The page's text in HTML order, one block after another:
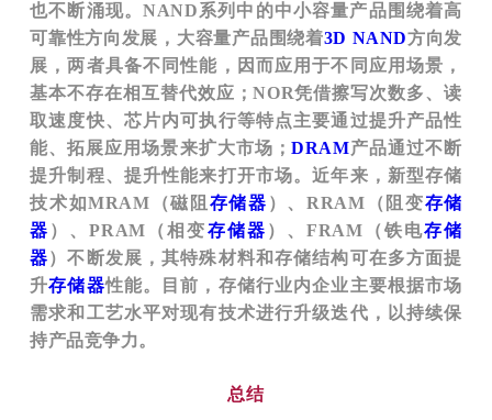
也不断涌现。NAND系列中的中小容量产品围绕着高
可靠性方向发展，大容量产品围绕着3D NAND方向发
展，两者具备不同性能，因而应用于不同应用场景，
基本不存在相互替代效应；NOR凭借擦写次数多、读
取速度快、芯片内可执行等特点主要通过提升产品性
能、拓展应用场景来扩大市场；DRAM产品通过不断
提升制程、提升性能来打开市场。近年来，新型存储
技术如MRAM（磁阻 存储器 ）、RRAM（阻变存储
器 ）、PRAM（相变存储器 ）、FRAM（铁电存储
器）不断发展，其特殊材料和存储结构可在多方面提
升存储器性能。目前，存储行业内企业主要根据市场
需求和工艺水平对现有技术进行升级迭代，以持续保
持产品竞争力。
总结